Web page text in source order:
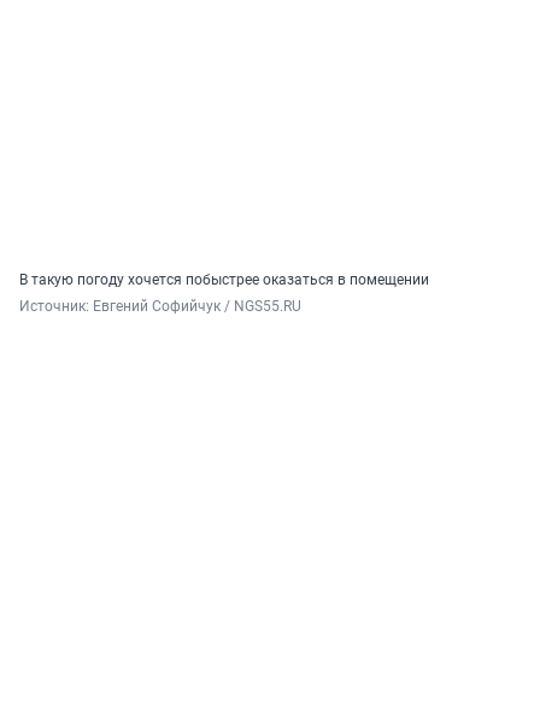
В такую погоду хочется побыстрее оказаться в помещении
Источник: Евгений Софийчук / NGS55.RU